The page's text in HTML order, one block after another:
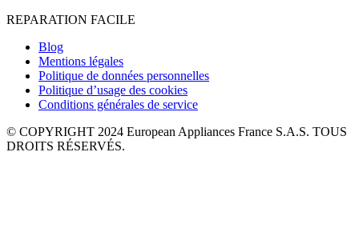
REPARATION FACILE
Blog
Mentions légales
Politique de données personnelles
Politique d’usage des cookies
Conditions générales de service
© COPYRIGHT 2024 European Appliances France S.A.S. TOUS
DROITS RÉSERVÉS.